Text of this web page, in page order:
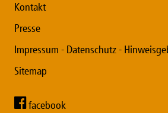
Kontakt
Presse
Impressum - Datenschutz -
Sitemap
facebook